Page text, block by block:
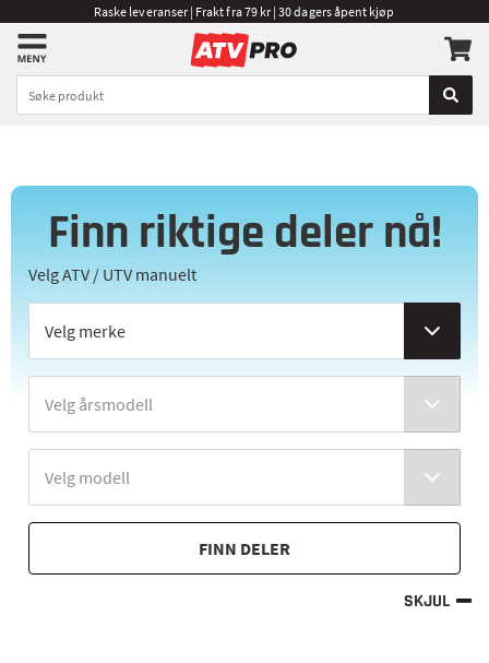
Raske leveranser | Frakt fra 79 kr | 30 dagers åpent kjøp
Finn riktige deler nå!
Velg ATV / UTV manuelt
FINN DELER
SKJUL